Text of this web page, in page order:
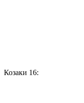
Козаки 16: